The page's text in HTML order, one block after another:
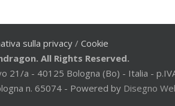
sulla privacy / Cookie
All Rights Reserved.
21/a - 40125 Bologna (Bo) - Italia -
n. 65074 - Powered by Disegno